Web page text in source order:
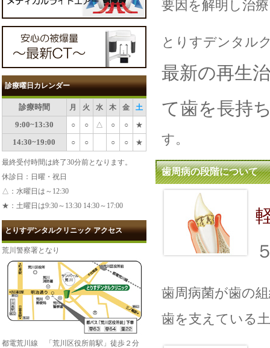
要因を解明し治
とりすデンタル
最新の再生
て歯を長持
す。
歯周病の段階について
歯周病菌が歯の
歯を支えている
診療曜日カレンダー
診療時間 月 火 水 木 金 土
9:00~13:30 ○ ○ △ ○ ○ ★
14:30~19:00 ○ ○ ○ ○ ★
最終受付時間は終了30分前となります。
休診日：日曜・祝日
△：水曜日は～12:30
★：土曜日は9:30～13:30 14:30～17:00
とりすデンタルクリニック アクセス
荒川警察署となり
都電荒川線 「荒川区役所前駅」徒歩２分